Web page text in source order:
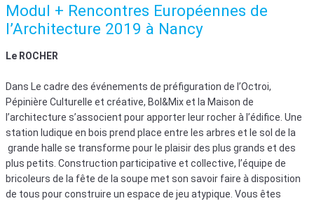
Modul + Rencontres Européennes de
l’Architecture 2019 à Nancy
Le ROCHER
Dans Le cadre des événements de préfiguration de l’Octroi,
Pépinière Culturelle et créative, Bol&Mix et la Maison de
l’architecture s’associent pour apporter leur rocher à l’édifice. Une
station ludique en bois prend place entre les arbres et le sol de la
grande halle se transforme pour le plaisir des plus grands et des
plus petits. Construction participative et collective, l’équipe de
bricoleurs de la fête de la soupe met son savoir faire à disposition
de tous pour construire un espace de jeu atypique. Vous êtes